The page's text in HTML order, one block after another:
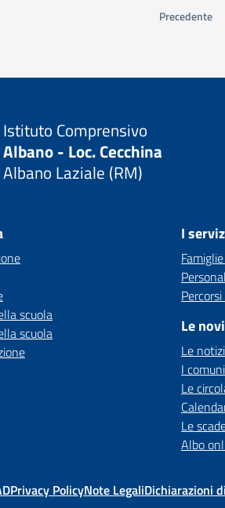
Precedente
Istituto Comprensivo
Albano - Loc. Cecchina
Albano Laziale (RM)
scuola
scuola
I
Le
Le
I
Le
Le
Albo
Privacy PolicyNote LegaliDichiarazioni